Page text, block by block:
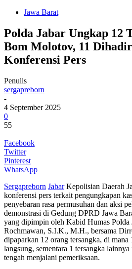
Jawa Barat
Polda Jabar Ungkap 12
Bom Molotov, 11
Konferensi Pers
Penulis
sergapreborn
-
4 September 2025
0
55
Facebook
Twitter
Pinterest
WhatsApp
Sergapreborn JabarKepolisian Daerah
konferensi pers terkait pengungkapan
penyebaran rasa permusuhan dan aksi
demonstrasi di Gedung DPRD Jawa
yang dipimpin oleh Kabid Humas Polda
Rochmawan, S.I.K., M.H., bersama
dipaparkan 12 orang tersangka, di
langsung, sementara 1 tersangka
tengah menjalani pemeriksaan.